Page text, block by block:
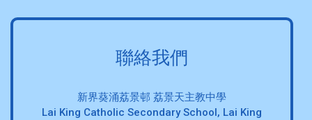
聯絡我們
新界葵涌荔景邨 荔景天主教中學
Lai King Catholic Secondary School, Lai King